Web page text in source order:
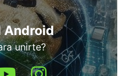
Android
unirte?